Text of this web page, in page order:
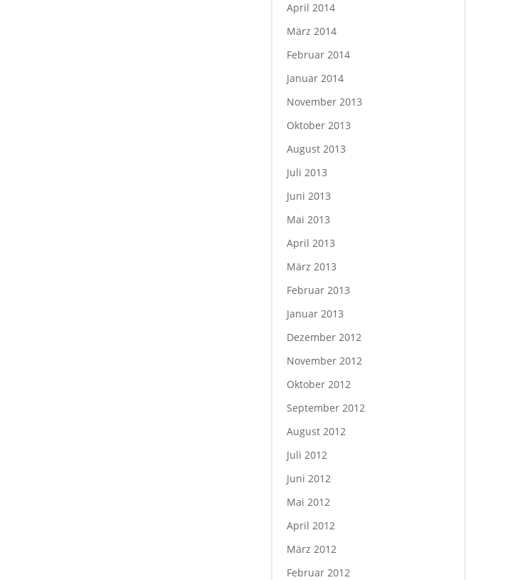
April 2014
März 2014
Februar 2014
Januar 2014
November 2013
Oktober 2013
August 2013
Juli 2013
Juni 2013
Mai 2013
April 2013
März 2013
Februar 2013
Januar 2013
Dezember 2012
November 2012
Oktober 2012
September 2012
August 2012
Juli 2012
Juni 2012
Mai 2012
April 2012
März 2012
Februar 2012